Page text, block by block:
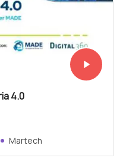
Vedi subito
play_arrow
4.0
Martech